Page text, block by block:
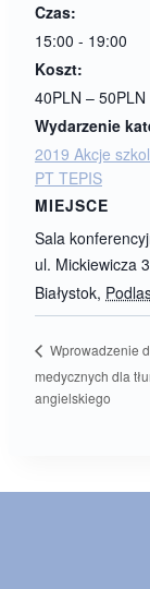
Czas:
15:00 - 19:00
Koszt:
40PLN – 50PLN
Wydarzenie
2019 Akcje
PT TEPIS
MIEJSCE
Sala
ul. Mickiewicza 3
Białystok,
Wprowadzenie
medycznych dla
angielskiego